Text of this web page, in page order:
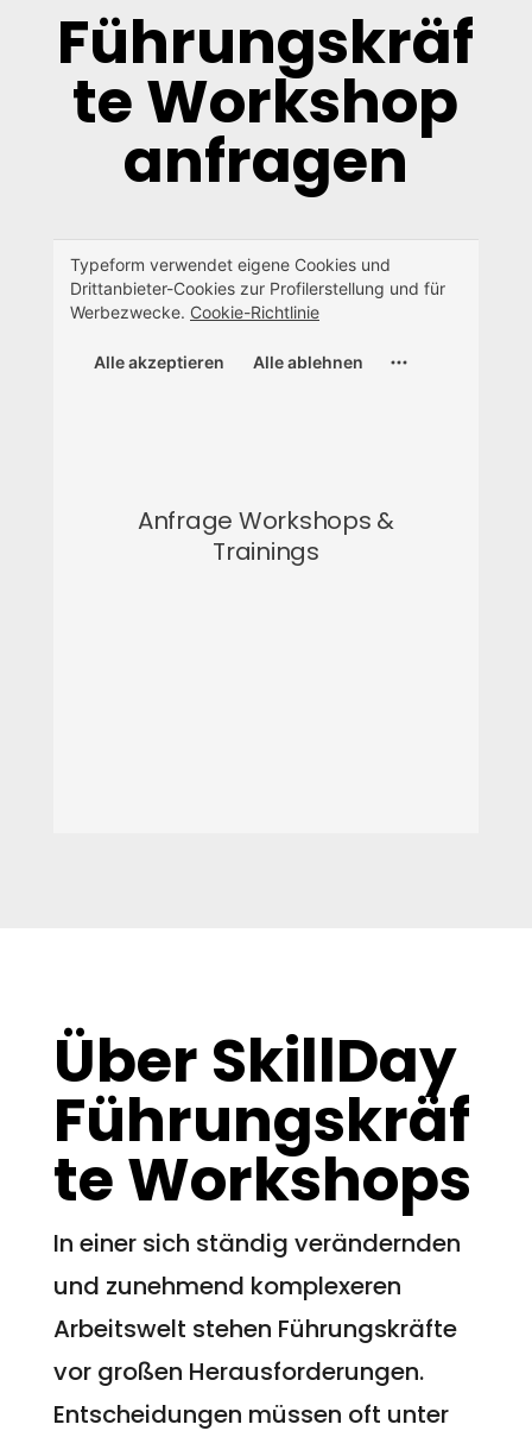
Führungskräf
te Workshop
anfragen
Über SkillDay
Führungskräf
te Workshops
In einer sich ständig verändernden
und zunehmend komplexeren
Arbeitswelt stehen Führungskräfte
vor großen Herausforderungen.
Entscheidungen müssen oft unter